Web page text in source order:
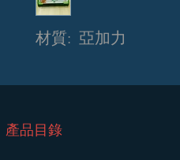
材質: 亞加力
​產品目錄